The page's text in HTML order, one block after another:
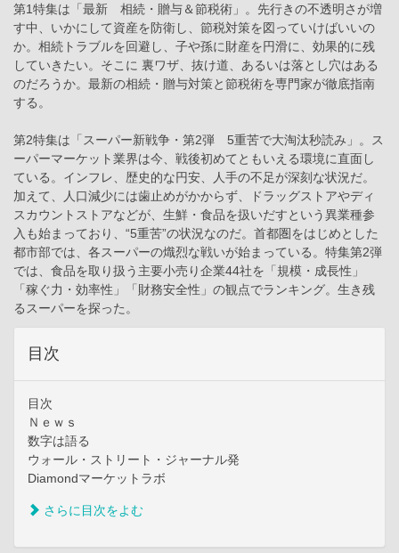
第1特集は「最新 相続・贈与＆節税術」。先行きの不透明さが増
す中、いかにして資産を防衛し、節税対策を図っていけばいいの
か。相続トラブルを回避し、子や孫に財産を円滑に、効果的に残
していきたい。そこに 裏ワザ、抜け道、あるいは落とし穴はある
のだろうか。最新の相続・贈与対策と節税術を専門家が徹底指南
する。
第2特集は「スーパー新戦争・第2弾 5重苦で大淘汰秒読み」。ス
ーパーマーケット業界は今、戦後初めてともいえる環境に直面し
ている。インフレ、歴史的な円安、人手の不足が深刻な状況だ。
加えて、人口減少には歯止めがかからず、ドラッグストアやディ
スカウントストアなどが、生鮮・食品を扱いだすという異業種参
入も始まっており、“5重苦”の状況なのだ。首都圏をはじめとした
都市部では、各スーパーの熾烈な戦いが始まっている。特集第2弾
では、食品を取り扱う主要小売り企業44社を「規模・成長性」
「稼ぐ力・効率性」「財務安全性」の観点でランキング。生き残
るスーパーを探った。
目次
目次
Ｎｅｗｓ
数字は語る
ウォール・ストリート・ジャーナル発
Diamondマーケットラボ
さらに目次をよむ